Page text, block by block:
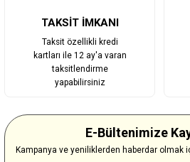
TAKSİT İMKANI
Taksit özellikli kredi
kartları ile 12 ay'a varan
taksitlendirme
yapabilirsiniz
E-Bültenimize
Kampanya ve yeniliklerden haberdar olmak